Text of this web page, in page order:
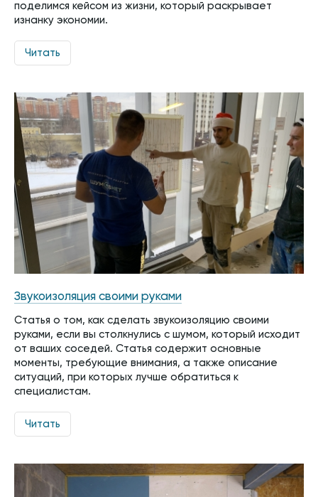
поделимся кейсом из жизни, который раскрывает
изнанку экономии.
Читать
Звукоизоляция своими руками
Статья о том, как сделать звукоизоляцию своими
руками, если вы столкнулись с шумом, который исходит
от ваших соседей. Статья содержит основные
моменты, требующие внимания, а также описание
ситуаций, при которых лучше обратиться к
специалистам.
Читать